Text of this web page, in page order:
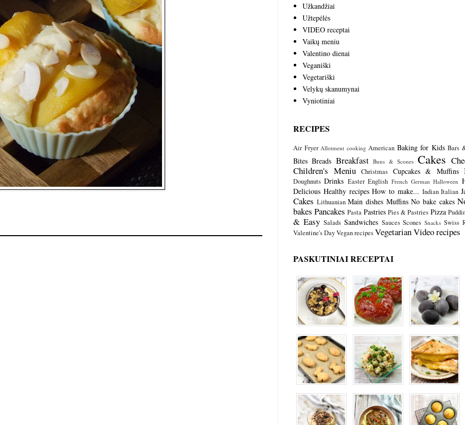
Užkandžiai
Užtepėlės
VIDEO receptai
Vaikų meniu
Valentino dienai
Veganiški
Vegetariški
Velykų skanumynai
Vyniotiniai
RECIPES
Air Fryer Allotment cooking American Baking for Kids Bars
Bites Breads Breakfast Buns & Scones Cakes
Children's Meniu
Christmas Cupcakes & Muffins
Doughnuts Drinks Easter English French German Halloween
Delicious Healthy recipes How to make... Indian Italian
Cakes Lithuanian Main dishes Muffins No bake cakes
bakes Pancakes Pasta Pastries Pies & Pastries Pizza
& Easy Salads Sandwiches Sauces Scones Snacks Swiss
Valentine's DayVegan recipesVegetarianVideo recipes
PASKUTINIAI RECEPTAI